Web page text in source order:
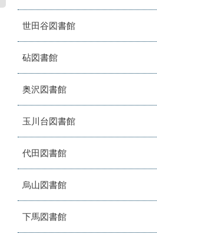
世田谷図書館
砧図書館
奥沢図書館
玉川台図書館
代田図書館
烏山図書館
下馬図書館